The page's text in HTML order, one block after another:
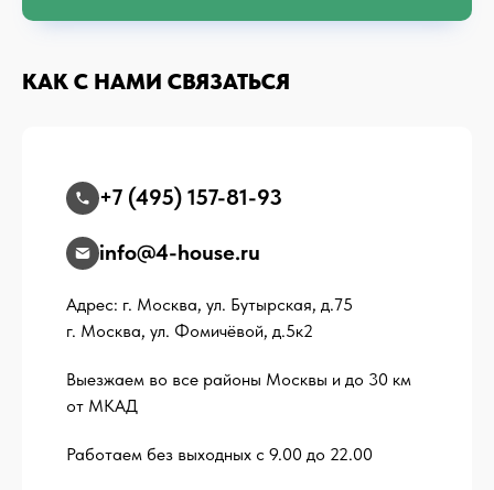
КАК С НАМИ СВЯЗАТЬСЯ
+7 (495) 157-81-93
info@4-house.ru
Адрес: г. Москва, ул. Бутырская, д.75
г. Москва, ул. Фомичёвой, д.5к2
Выезжаем во все районы Москвы и до 30 км
от МКАД
Работаем без выходных с 9.00 до 22.00